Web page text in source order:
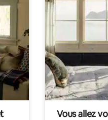
Vous allez